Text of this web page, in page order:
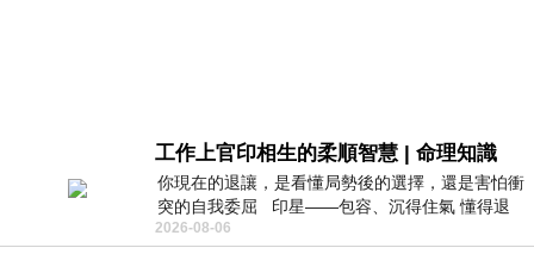
工作上官印相生的柔順智慧 | 命理知識
你現在的退讓，是看懂局勢後的選擇，還是害怕衝
突的自我委屈 印星——包容、沉得住氣 懂得退
一步觀察，不會
2026-08-06